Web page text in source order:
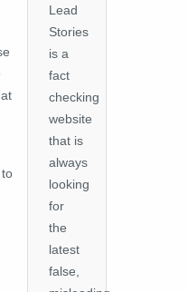
Lead
Stories
is a
fact
checking
website
that is
always
looking
for
the
latest
false,